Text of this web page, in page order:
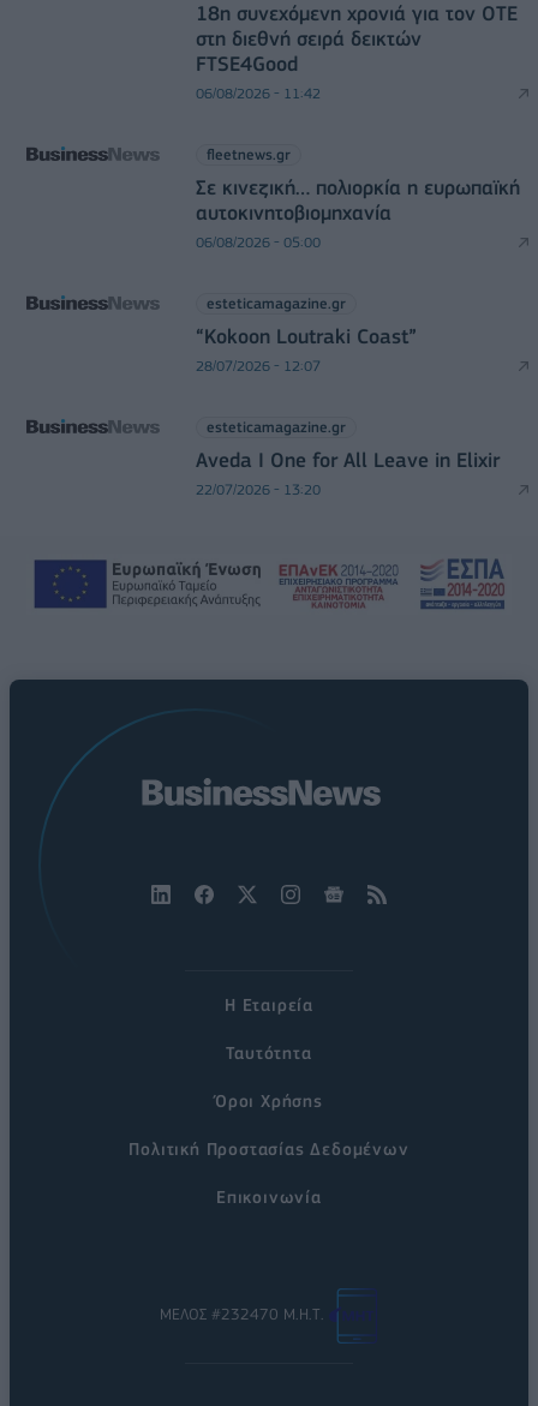
18η συνεχόμενη χρονιά για τον ΟΤΕ
στη διεθνή σειρά δεικτών
FTSE4Good
06/08/2026 - 11:42
fleetnews.gr
Σε κινεζική… πολιορκία η ευρωπαϊκή
αυτοκινητοβιομηχανία
06/08/2026 - 05:00
esteticamagazine.gr
“Kokoon Loutraki Coast”
28/07/2026 - 12:07
esteticamagazine.gr
Aveda I One for All Leave in Elixir
22/07/2026 - 13:20
Η Εταιρεία
Ταυτότητα
Όροι Χρήσης
Πολιτική Προστασίας Δεδομένων
Επικοινωνία
ΜΕΛΟΣ #232470 Μ.Η.Τ.